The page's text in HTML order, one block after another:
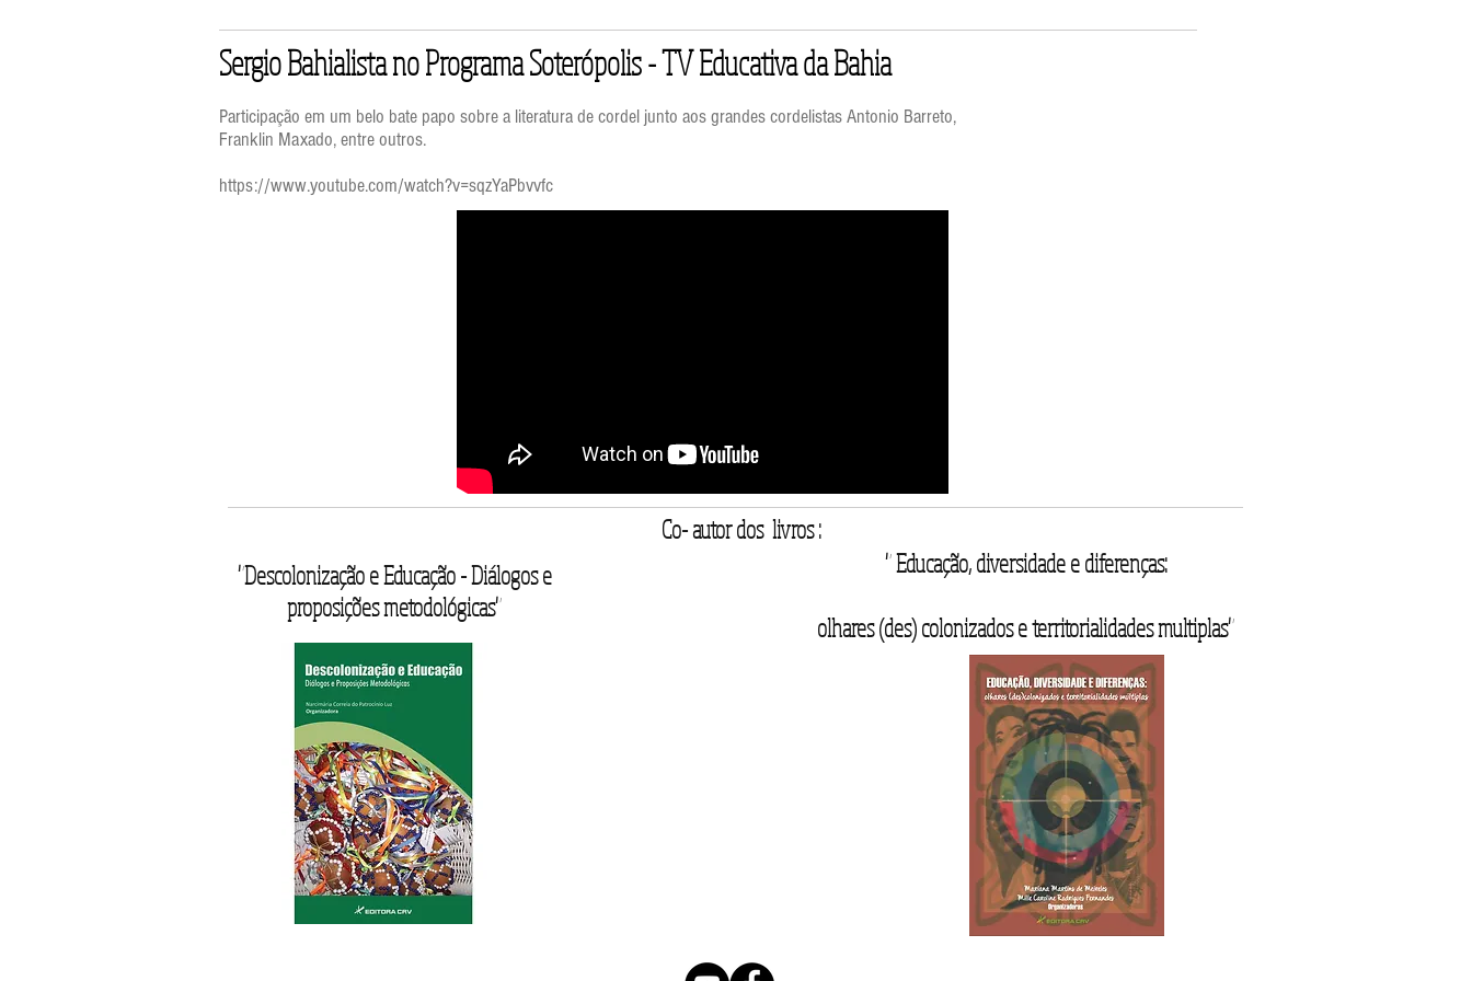
Sergio Bahialista no Programa Soterópolis - TV Educativa da Bahia
Participação em um belo bate papo sobre a literatura de cordel junto aos grandes cordelistas Antonio Barreto,
Franklin Maxado, entre outros.
https://www.youtube.com/watch?v=sqzYaPbvvfc
Co- autor dos livros :
"Descolonização e Educação - Diálogos e
proposições metodológicas"
" Educação, diversidade e diferenças:
olhares (des) colonizados e territorialidades multiplas"